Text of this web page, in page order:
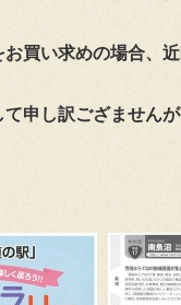
買い求めの場合、
申し訳ござません